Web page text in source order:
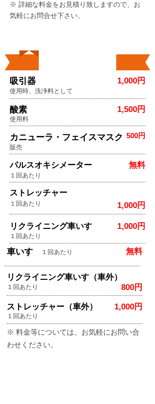
※ 詳細な料金をお見積り致しますので、お
気軽にお問合せ下さい。
吸引器
使用時、洗浄料として
1,000円
酸素
使用料
1,500円
カニューラ・フェイスマスク
販売
500円
パルスオキシメーター
１回あたり
無料
ストレッチャー
１回あたり 1,000円
１回あたり
1,000円
車いす １回あたり 無料
リクライニング車いす（車外）
１回あたり 800円
ストレッチャー（車外）
１回あたり
1,000円
※ 料金等については、お気軽にお問い合
わせください。
リクライニング車いす